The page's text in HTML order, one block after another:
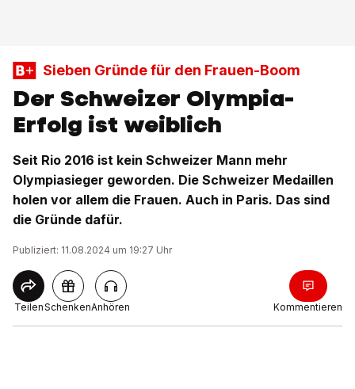
Sieben Gründe für den Frauen-Boom
Der Schweizer Olympia-
Erfolg ist weiblich
Seit Rio 2016 ist kein Schweizer Mann mehr
Olympiasieger geworden. Die Schweizer Medaillen
holen vor allem die Frauen. Auch in Paris. Das sind
die Gründe dafür.
Publiziert: 11.08.2024 um 19:27 Uhr
TeilenSchenkenAnhören Kommentieren